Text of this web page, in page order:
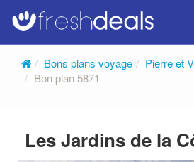
Bons plans voyage
Pierre et
Bon plan 5871
Les Jardins de la